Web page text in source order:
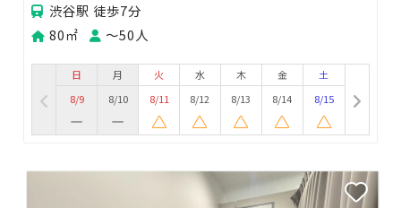
渋谷駅 徒歩7分
80㎡
〜50人
日
8/9
月
8/10
火
8/11
水
8/12
木
8/13
金
8/14
土
8/15